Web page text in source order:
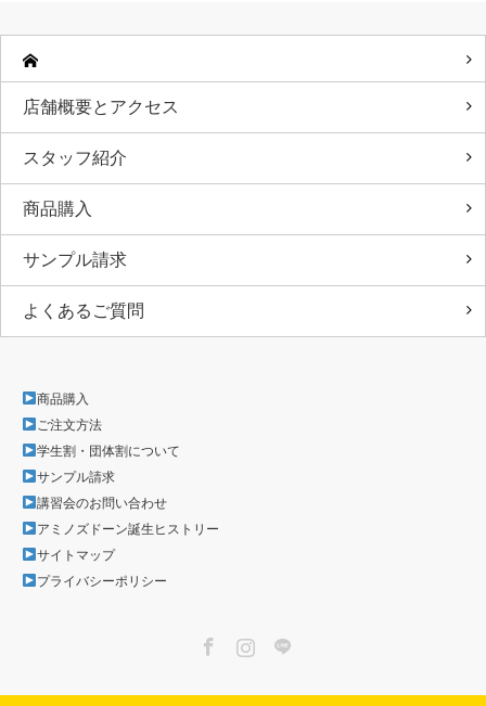
店舗概要とアクセス
スタッフ紹介
商品購入
サンプル請求
よくあるご質問
商品購入
ご注文方法
学生割・団体割について
サンプル請求
講習会のお問い合わせ
アミノズドーン誕生ヒストリー
サイトマップ
プライバシーポリシー